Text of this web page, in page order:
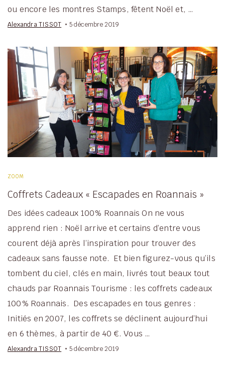
ou encore les montres Stamps, fêtent Noël et, …
Alexandra TISSOT 5 décembre 2019
ZOOM
Coffrets Cadeaux « Escapades en Roannais »
Des idées cadeaux 100% Roannais On ne vous
apprend rien : Noël arrive et certains d’entre vous
courent déjà après l’inspiration pour trouver des
cadeaux sans fausse note. Et bien figurez-vous qu’ils
tombent du ciel, clés en main, livrés tout beaux tout
chauds par Roannais Tourisme : les coffrets cadeaux
100% Roannais. Des escapades en tous genres :
Initiés en 2007, les coffrets se déclinent aujourd’hui
en 6 thèmes, à partir de 40 €. Vous …
Alexandra TISSOT 5 décembre 2019